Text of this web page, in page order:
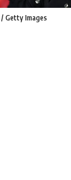
Getty Images